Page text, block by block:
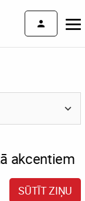
akcentiem
SŪTĪT ZIŅU